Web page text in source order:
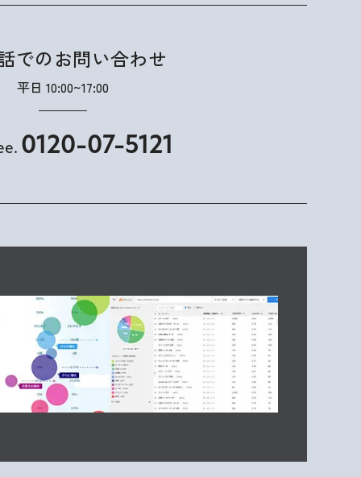
でのお問い合わせ
平日 10:00~17:00
0120-07-5121